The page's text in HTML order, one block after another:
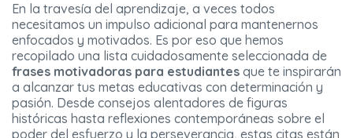
En la travesía del aprendizaje, a veces todos
necesitamos un impulso adicional para mantenernos
enfocados y motivados. Es por eso que hemos
recopilado una lista cuidadosamente seleccionada de
frases motivadoras para estudiantes que te inspirarán
a alcanzar tus metas educativas con determinación y
pasión. Desde consejos alentadores de figuras
históricas hasta reflexiones contemporáneas sobre el
poder del esfuerzo y la perseverancia, estas citas están